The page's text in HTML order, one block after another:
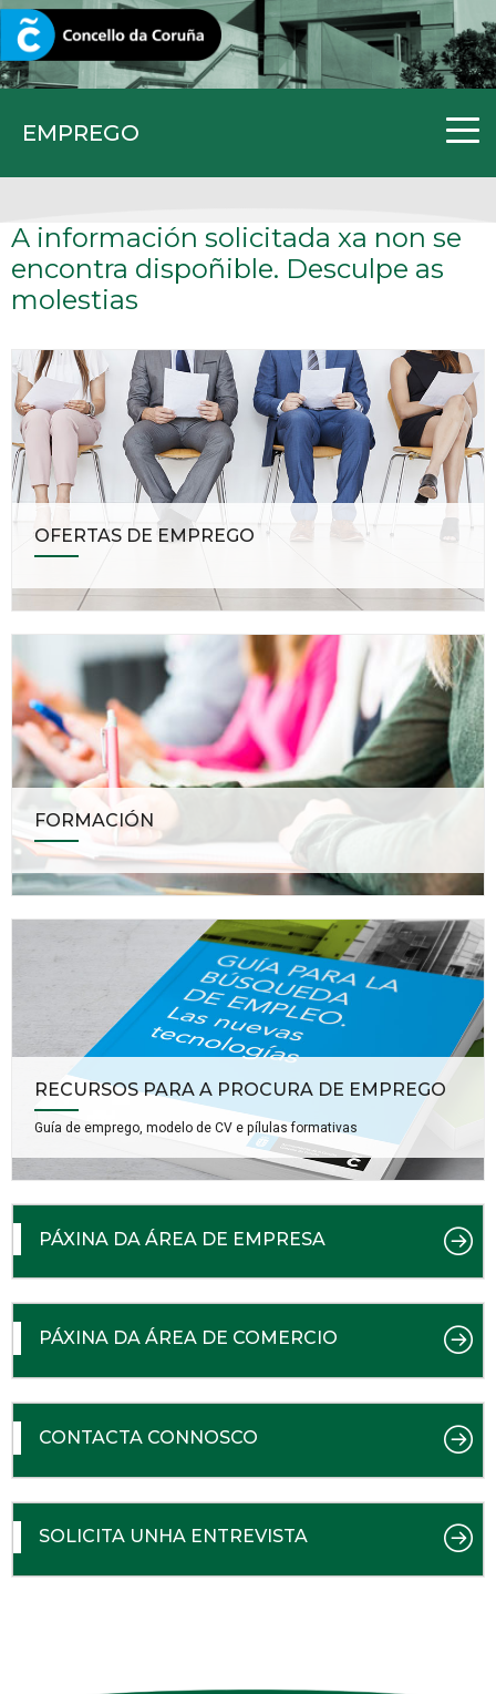
EMPREGO
CORUNA.GAL
A información solicitada xa non se
encontra dispoñible. Desculpe as
molestias
OFERTAS DE EMPREGO
FORMACIÓN
RECURSOS PARA A PROCURA DE EMPREGO
Guía de emprego, modelo de CV e pílulas formativas
PÁXINA DA ÁREA DE EMPRESA
PÁXINA DA ÁREA DE COMERCIO
CONTACTA CONNOSCO
SOLICITA UNHA ENTREVISTA